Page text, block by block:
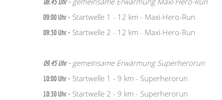
08.45 Uhr -
09:00 Uhr - Startwelle 1 - 12 km - Maxi-Hero-Run
09:30 Uhr - Startwelle 2 - 12 km - Maxi-Hero-Run
09.45 Uhr -gemeinsame Erwärmung Superherorun
10:00 Uhr - Startwelle 1 - 9 km - Superherorun
10:30 Uhr - Startwelle 2 - 9 km - Superherorun